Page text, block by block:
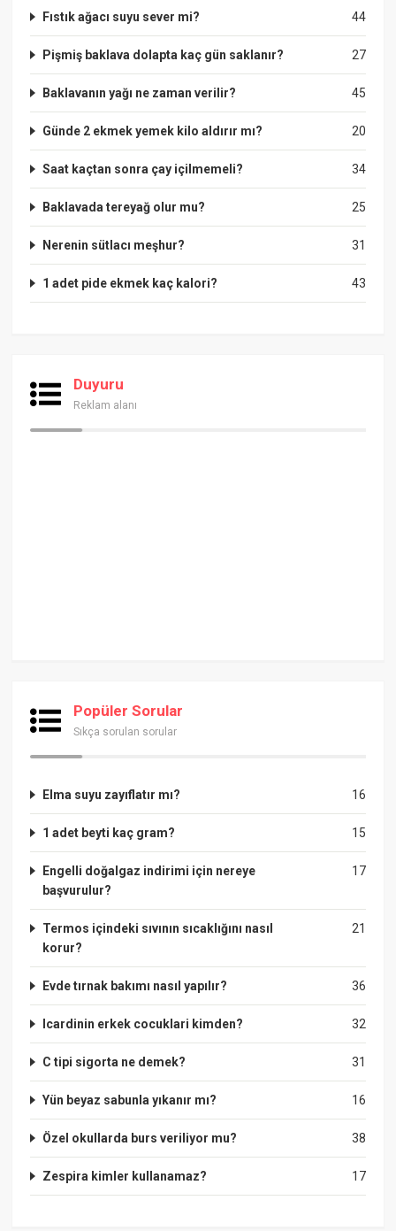
44
Fıstık ağacı suyu sever mi?
27
Pişmiş baklava dolapta kaç gün saklanır?
45
Baklavanın yağı ne zaman verilir?
20
Günde 2 ekmek yemek kilo aldırır mı?
34
Saat kaçtan sonra çay içilmemeli?
25
Baklavada tereyağ olur mu?
31
Nerenin sütlacı meşhur?
43
1 adet pide ekmek kaç kalori?
Duyuru
Reklam alanı
Popüler Sorular
Sıkça sorulan sorular
16
Elma suyu zayıflatır mı?
15
1 adet beyti kaç gram?
17
Engelli doğalgaz indirimi için nereye
başvurulur?
21
Termos içindeki sıvının sıcaklığını nasıl
korur?
36
Evde tırnak bakımı nasıl yapılır?
32
Icardinin erkek cocuklari kimden?
31
C tipi sigorta ne demek?
16
Yün beyaz sabunla yıkanır mı?
38
Özel okullarda burs veriliyor mu?
17
Zespira kimler kullanamaz?